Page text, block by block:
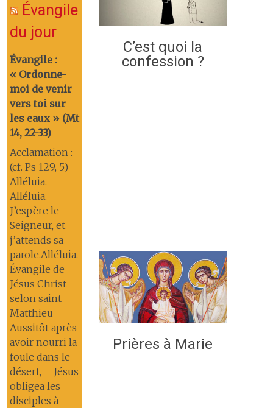
Évangile
du jour
Évangile :
« Ordonne-
moi de venir
vers toi sur
les eaux » (Mt
14, 22-33)
Acclamation :
(cf. Ps 129, 5)
Alléluia.
Alléluia.
J’espère le
Seigneur, et
j’attends sa
parole.Alléluia.
Évangile de
Jésus Christ
selon saint
Matthieu
Aussitôt après
avoir nourri la
foule dans le
désert, Jésus
obligea les
disciples à
C’est quoi la
confession ?
Prières à Marie